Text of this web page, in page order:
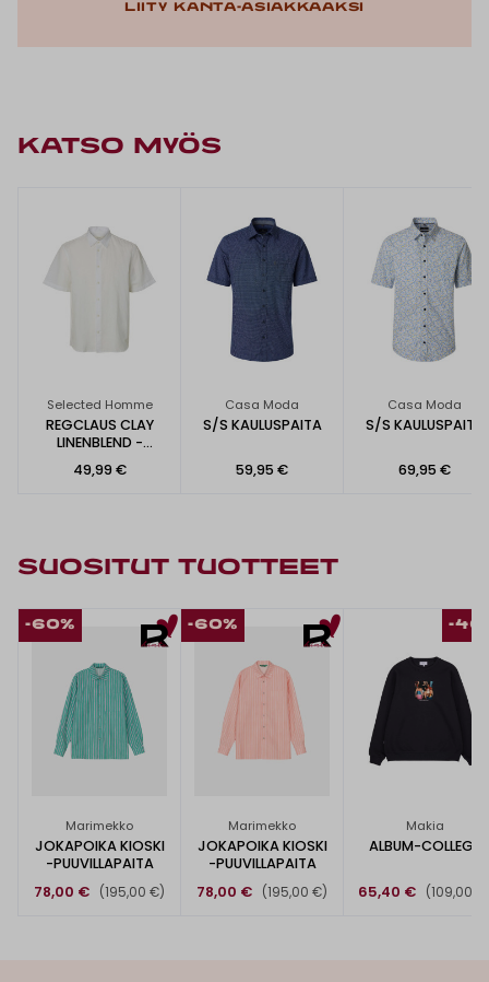
Liity kanta-asiakkaaksi
KATSO MYÖS
Selected Homme
REGCLAUS CLAY
LINENBLEND -
PAITA
49,99 €
Casa Moda
S/S KAULUSPAITA
59,95 €
Casa Moda
S/S KAULUSPAITA
69,95 €
SUOSITUT TUOTTEET
-60%
Marimekko
JOKAPOIKA KIOSKI
-PUUVILLAPAITA
78,00 €
(195,00 €)
-60%
Marimekko
JOKAPOIKA KIOSKI
-PUUVILLAPAITA
78,00 €
(195,00 €)
-
Makia
ALBUM-COLLEGE
65,40 € (109,00